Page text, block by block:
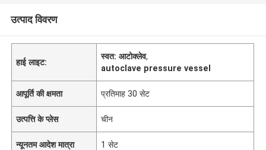
उत्पाद विवरण
हाई लाइट:
स्वत: आटोक्लेव,
autoclave pressure vessel
आपूर्ति की क्षमता प्रतिमाह 30 सेट
उत्पत्ति के प्लेस चीन
न्यूनतम आदेश मात्रा 1 सेट